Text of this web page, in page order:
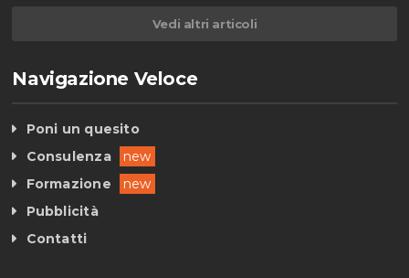
Vedi altri articoli
Navigazione Veloce
Poni un quesito
Consulenza
new
Formazione
new
Pubblicità
Contatti